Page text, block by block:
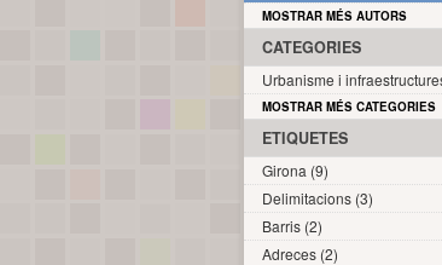
MOSTRAR MÉS AUTORS
CATEGORIES
Urbanisme i
MOSTRAR MÉS CATEGORIES
ETIQUETES
Girona (9)
Delimitacions (3)
Barris (2)
Adreces (2)